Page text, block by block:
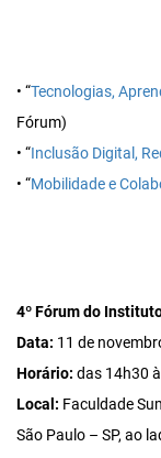
• “Tecnologias,
Fórum)
• “Inclusão Digital,
• “Mobilidade e
4º Fórum do
Data: 11 de
Horário: das 14h30
Local: Faculdade
São Paulo – SP, ao